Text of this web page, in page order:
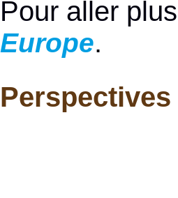
Pour aller
Europe.